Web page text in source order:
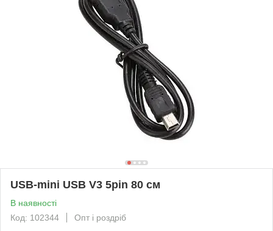
USB-mini USB V3 5pin 80 см
В наявності
Код: 102344
Опт і роздріб